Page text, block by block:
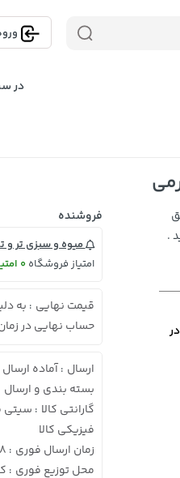
در
.
فروشنده
میوه و سبزی تر و
امتیاز فروشگاه0 امتیاز از 0 رای
قیمت نهایی : به
حساب نهایی در
ارسال :آماده ارسال
بسته بندی و ارسال
گارانتی کالا : سیتی
فیزیکی کالا
زمان ارسال فوری : 8 الی 23
محل توزیع فوری :